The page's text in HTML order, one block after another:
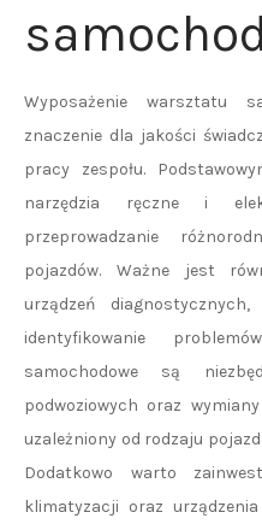
Wyposażenie warsztatu
znaczenie dla jakości
pracy zespołu.
narzędzia ręczne i
przeprowadzanie
pojazdów. Ważne jest
urządzeń
identyfikowanie
samochodowe są
podwoziowych oraz
uzależniony od rodzaju
Dodatkowo warto
klimatyzacji oraz